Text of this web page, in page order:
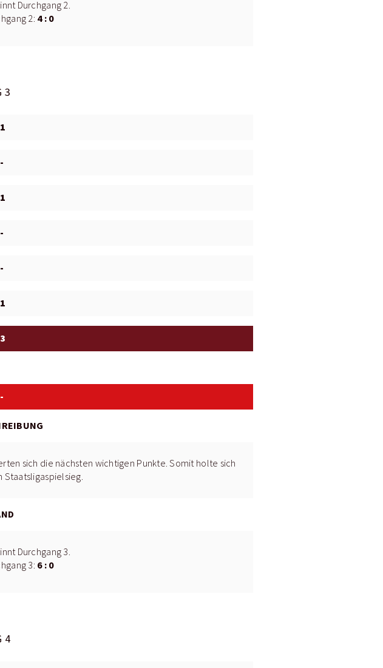
Durchgang 2.
2: 4 : 0
3
1
-
1
-
-
1
3
-
sich die nächsten wichtigen Punkte. Somit holte sich
Staatsligaspielsieg.
Durchgang 3.
3: 6 : 0
4